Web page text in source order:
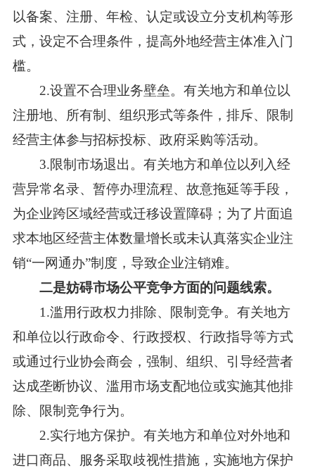
以备案、注册、年检、认定或设立分支机构等形
式，设定不合理条件，提高外地经营主体准入门
槛。
2.设置不合理业务壁垒。有关地方和单位以
注册地、所有制、组织形式等条件，排斥、限制
经营主体参与招标投标、政府采购等活动。
3.限制市场退出。有关地方和单位以列入经
营异常名录、暂停办理流程、故意拖延等手段，
为企业跨区域经营或迁移设置障碍；为了片面追
求本地区经营主体数量增长或未认真落实企业注
销“一网通办”制度，导致企业注销难。
二是妨碍市场公平竞争方面的问题线索。
1.滥用行政权力排除、限制竞争。有关地方
和单位以行政命令、行政授权、行政指导等方式
或通过行业协会商会，强制、组织、引导经营者
达成垄断协议、滥用市场支配地位或实施其他排
除、限制竞争行为。
2.实行地方保护。有关地方和单位对外地和
进口商品、服务采取歧视性措施，实施地方保护